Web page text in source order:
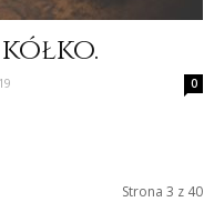
0
Strona 3 z 40